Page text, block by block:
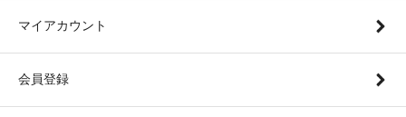
マイアカウント
会員登録